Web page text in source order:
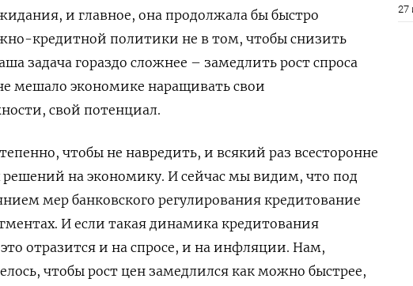
и главное, она продолжала бы быстро
кредитной политики не в том, чтобы снизить
задача гораздо сложнее – замедлить рост спроса
мешало экономике наращивать свои
свой потенциал.
чтобы не навредить, и всякий раз всесторонне
на экономику. И сейчас мы видим, что под
мер банковского регулирования кредитование
И если такая динамика кредитования
отразится и на спросе, и на инфляции. Нам,
чтобы рост цен замедлился как можно быстрее,